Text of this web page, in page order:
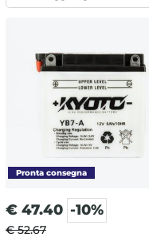
€ 47.40 -10%
€ 52.67